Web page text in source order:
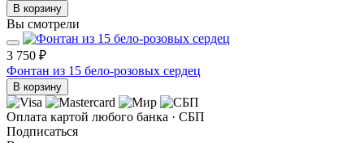
В корзину
Вы смотрели
3 750 ₽
Фонтан из 15 бело-розовых сердец
В корзину
Оплата картой любого банка · СБП
Подписаться